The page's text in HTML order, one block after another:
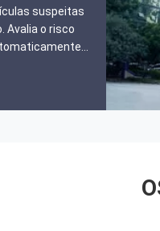
suspeitas
Avalia o risco
pode ser